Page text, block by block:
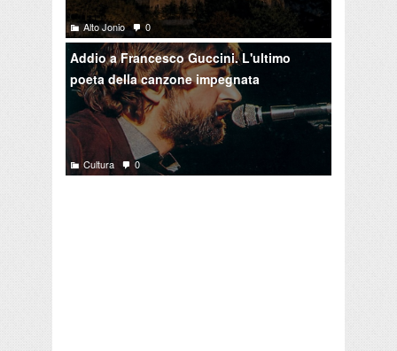
Alto Jonio 0
Addio a Francesco Guccini. L'ultimo
poeta della canzone impegnata
Cultura 0